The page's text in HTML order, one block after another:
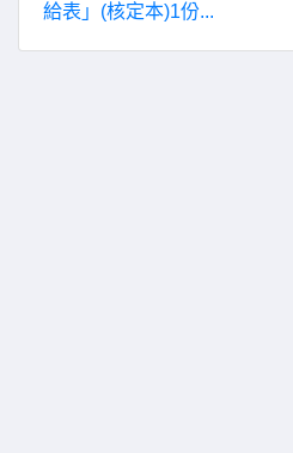
給表」(核定本)1份...